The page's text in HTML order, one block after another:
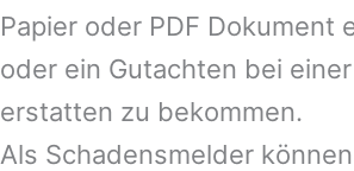
Papier oder PDF Dokument
oder ein Gutachten bei
erstatten zu bekommen.
Als Schadensmelder